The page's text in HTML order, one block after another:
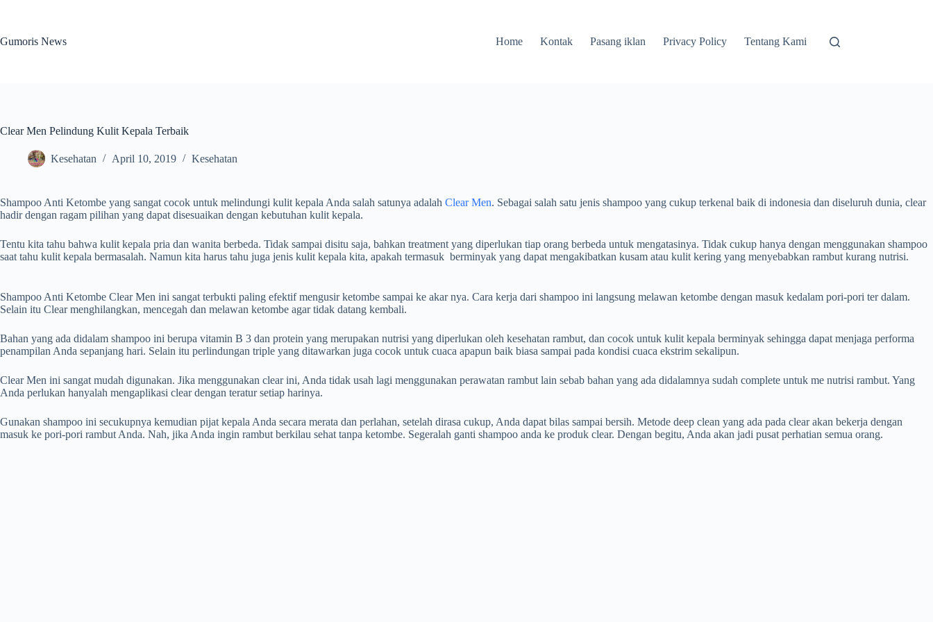
Gumoris News
Home Kontak Pasang iklan Privacy Policy Tentang Kami
Clear Men Pelindung Kulit Kepala Terbaik
Kesehatan April 10, 2019 Kesehatan
Shampoo Anti Ketombe yang sangat cocok untuk melindungi kulit kepala Anda salah satunya adalah Clear Men. Sebagai salah satu jenis shampoo yang cukup terkenal baik di indonesia dan diseluruh dunia, clear
hadir dengan ragam pilihan yang dapat disesuaikan dengan kebutuhan kulit kepala.
Tentu kita tahu bahwa kulit kepala pria dan wanita berbeda. Tidak sampai disitu saja, bahkan treatment yang diperlukan tiap orang berbeda untuk mengatasinya. Tidak cukup hanya dengan menggunakan shampoo
saat tahu kulit kepala bermasalah. Namun kita harus tahu juga jenis kulit kepala kita, apakah termasuk berminyak yang dapat mengakibatkan kusam atau kulit kering yang menyebabkan rambut kurang nutrisi.
Shampoo Anti Ketombe Clear Men ini sangat terbukti paling efektif mengusir ketombe sampai ke akar nya. Cara kerja dari shampoo ini langsung melawan ketombe dengan masuk kedalam pori-pori ter dalam.
Selain itu Clear menghilangkan, mencegah dan melawan ketombe agar tidak datang kembali.
Bahan yang ada didalam shampoo ini berupa vitamin B 3 dan protein yang merupakan nutrisi yang diperlukan oleh kesehatan rambut, dan cocok untuk kulit kepala berminyak sehingga dapat menjaga performa
penampilan Anda sepanjang hari. Selain itu perlindungan triple yang ditawarkan juga cocok untuk cuaca apapun baik biasa sampai pada kondisi cuaca ekstrim sekalipun.
Clear Men ini sangat mudah digunakan. Jika menggunakan clear ini, Anda tidak usah lagi menggunakan perawatan rambut lain sebab bahan yang ada didalamnya sudah complete untuk me nutrisi rambut. Yang
Anda perlukan hanyalah mengaplikasi clear dengan teratur setiap harinya.
Gunakan shampoo ini secukupnya kemudian pijat kepala Anda secara merata dan perlahan, setelah dirasa cukup, Anda dapat bilas sampai bersih. Metode deep clean yang ada pada clear akan bekerja dengan
masuk ke pori-pori rambut Anda. Nah, jika Anda ingin rambut berkilau sehat tanpa ketombe. Segeralah ganti shampoo anda ke produk clear. Dengan begitu, Anda akan jadi pusat perhatian semua orang.